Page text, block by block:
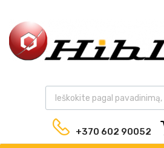
+370 602 90052